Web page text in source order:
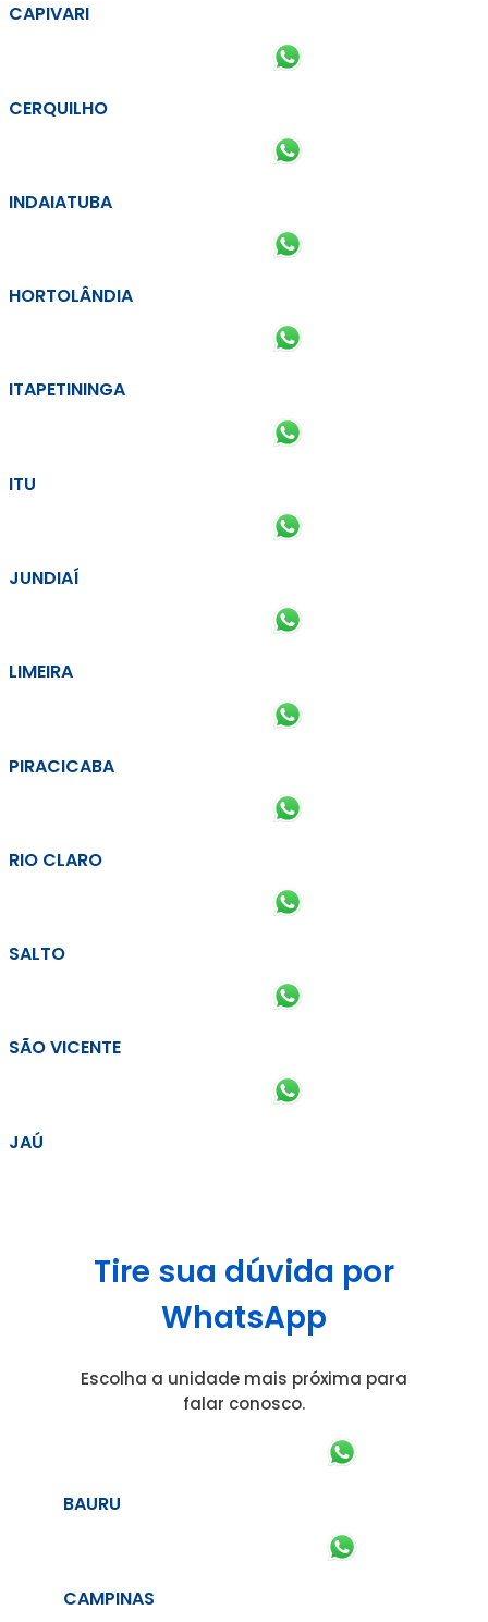
CAPIVARI
CERQUILHO
INDAIATUBA
HORTOLÂNDIA
ITAPETININGA
ITU
JUNDIAÍ
LIMEIRA
PIRACICABA
RIO CLARO
SALTO
SÃO VICENTE
JAÚ
Tire sua dúvida por
WhatsApp
Escolha a unidade mais próxima para
falar conosco.
BAURU
CAMPINAS